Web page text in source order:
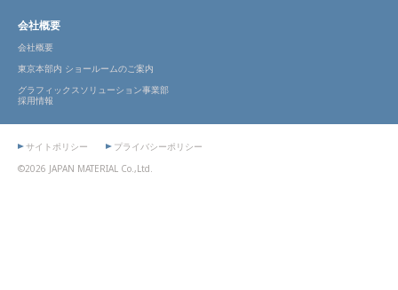
会社概要
会社概要
東京本部内 ショールームのご案内
グラフィックスソリューション事業部
採用情報
©2026 JAPAN MATERIAL Co.,Ltd.
サイトポリシー プライバシーポリシー